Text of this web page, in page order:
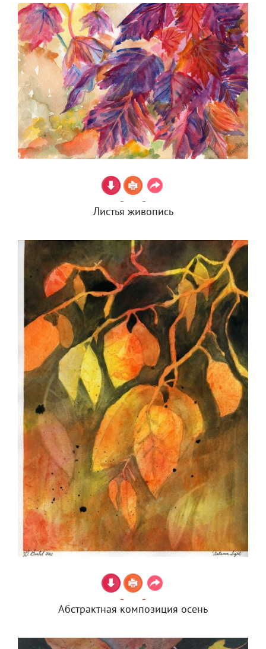
Листья живопись
Абстрактная композиция осень